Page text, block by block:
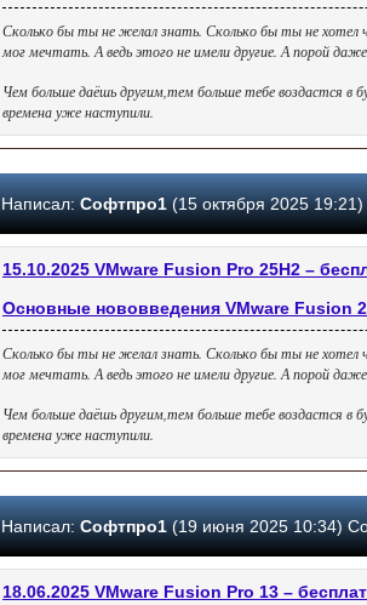
Сколько бы ты не желал знать. Сколько бы ты не хотел
мог мечтать. А ведь этого не имели другие. А порой
Чем больше даёшь другим,тем больше тебе воздастся в
времена уже наступили.
Написал: Софтпро1(15 октября 2025
15.10.2025 VMware Fusion Pro 25H2 –
Основные нововведения VMware Fusion
Сколько бы ты не желал знать. Сколько бы ты не хотел
мог мечтать. А ведь этого не имели другие. А порой
Чем больше даёшь другим,тем больше тебе воздастся в
времена уже наступили.
Написал: Софтпро1(19 июня 2025 10:34)
18.06.2025 VMware Fusion Pro 13 –